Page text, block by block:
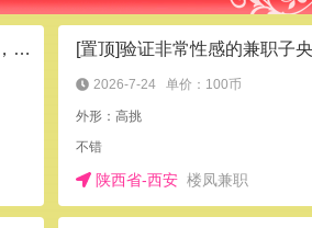
[置顶]来自哈尔滨的姐姐，态度特别好，功夫也好 [置顶]验证非常性感的兼职子央
2026-7-24 单价：100币
外形：高挑
不错
陕西省-西安 楼凤兼职